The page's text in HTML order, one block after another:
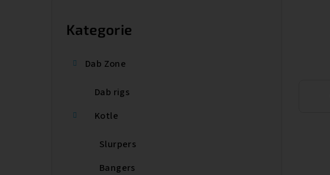
Přeskočit
kategorie
Kategorie
Dab Zone
Dab rigs
Kotle
Slurpers
Bangers